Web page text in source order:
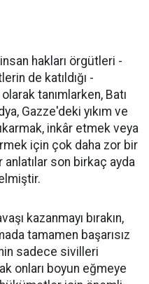
hakları örgütleri -
de katıldığı -
tanımlarken, Batı
Gazze'deki yıkım ve
inkâr etmek veya
için çok daha zor bir
anlatılar son birkaç ayda
kazanmayı bırakın,
tamamen başarısız
sadece sivilleri
onları boyun eğmeye